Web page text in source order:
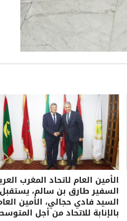
الأمين العام لاتحاد المغرب
السفير طارق بن سالم، يستقبل
السيد فادي حجالي، الأمين
بالإنابة للاتحاد من أجل